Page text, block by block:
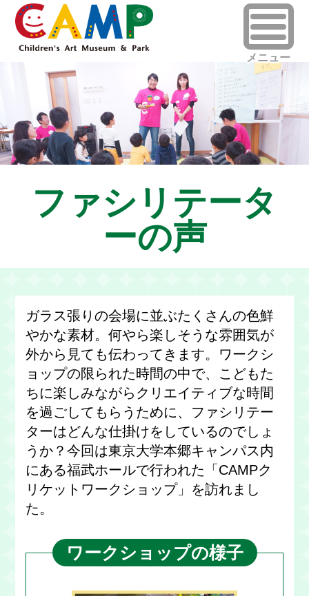
ファシリテータ
ーの声
ガラス張りの会場に並ぶたくさんの色鮮
やかな素材。何やら楽しそうな雰囲気が
外から見ても伝わってきます。ワークシ
ョップの限られた時間の中で、こどもた
ちに楽しみながらクリエイティブな時間
を過ごしてもらうために、ファシリテー
ターはどんな仕掛けをしているのでしょ
うか？今回は東京大学本郷キャンパス内
にある福武ホールで行われた「CAMPク
リケットワークショップ」を訪れまし
た。
ワークショップの様子